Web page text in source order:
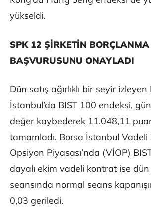
yükseldi.
SPK 12 ŞİRKETİN
BAŞVURUSUNU ONAYLADI
Dün satış ağırlıklı bir seyir izleyen
İstanbul’da BIST 100 endeksi,
değer kaybederek 11.048,11
tamamladı. Borsa İstanbul Vadeli
Opsiyon Piyasası’nda (VİOP)
dayalı ekim vadeli kontrat ise
seansında normal seans
0,03 geriledi.